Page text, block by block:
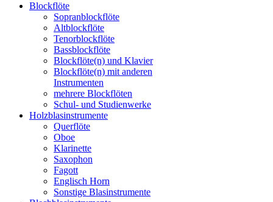
Blockflöte
Sopranblockflöte
Altblockflöte
Tenorblockflöte
Bassblockflöte
Blockflöte(n) und Klavier
Blockflöte(n) mit anderen
Instrumenten
mehrere Blockflöten
Schul- und Studienwerke
Holzblasinstrumente
Querflöte
Oboe
Klarinette
Saxophon
Fagott
Englisch Horn
Sonstige Blasinstrumente